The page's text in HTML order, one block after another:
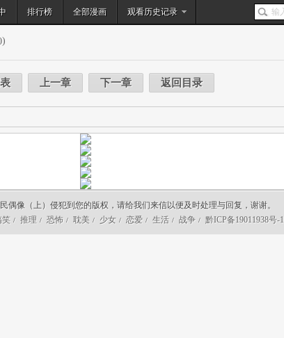
排行榜 全部漫画 观看历史记录
搜索
)
上一章 下一章 返回目录
偶像（上）侵犯到您的版权，请给我们来信以便及时处理与回复，谢谢。
笑 / 推理 / 恐怖 / 耽美 / 少女 / 恋爱 / 生活 / 战争 / 黔ICP备19011938号-1